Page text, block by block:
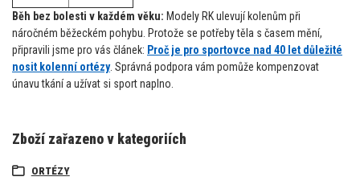
Běh bez bolesti v každém věku: Modely RK ulevují kolenům při
náročném běžeckém pohybu. Protože se potřeby těla s časem mění,
připravili jsme pro vás článek: Proč je pro sportovce nad 40 let důležité
nosit kolenní ortézy. Správná podpora vám pomůže kompenzovat
únavu tkání a užívat si sport naplno.
Zboží zařazeno v kategoriích
ORTÉZY